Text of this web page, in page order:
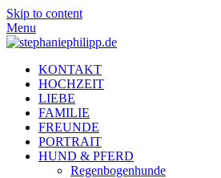
Skip to content
Menu
KONTAKT
HOCHZEIT
LIEBE
FAMILIE
FREUNDE
PORTRAIT
HUND & PFERD
Regenbogenhunde